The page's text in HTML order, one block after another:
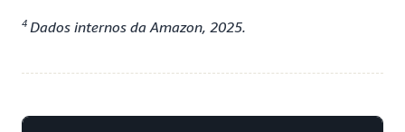
4 Dados internos da Amazon, 2025.